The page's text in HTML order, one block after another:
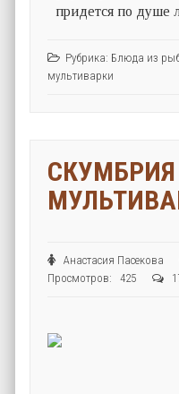
придется по душе
Рубрика: Блюда из
мультиварки
Анастасия
Просмотров: 425